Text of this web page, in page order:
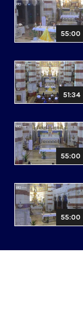
55:00
51:34
55:00
55:00